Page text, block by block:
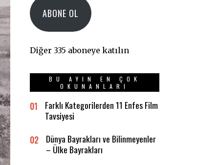
ABONE OL
Diğer 335 aboneye katılın
BU AYIN EN ÇOK
OKUNANLARI
01
Farklı Kategorilerden 11 Enfes Film
Tavsiyesi
02
Dünya Bayrakları ve Bilinmeyenler
– Ülke Bayrakları